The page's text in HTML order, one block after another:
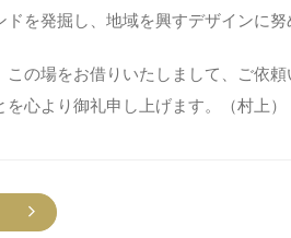
ドを発掘し、地域を興すデザインに
この場をお借りいたしまして、ご依
心より御礼申し上げます。（村上）